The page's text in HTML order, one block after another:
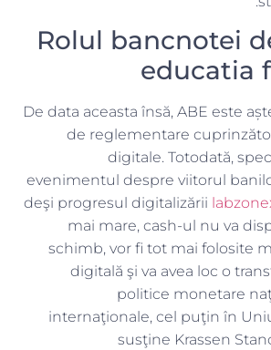
Rolul bancnotei
educatia
De data aceasta însă, ABE este
de reglementare
digitale. Totodată,
evenimentul despre viitorul
deşi progresul digitalizării
mai mare, cash-ul nu va
schimb, vor fi tot mai folosite
digitală şi va avea loc o
politice monetare
internaţionale, cel puţin în
susţine Krassen